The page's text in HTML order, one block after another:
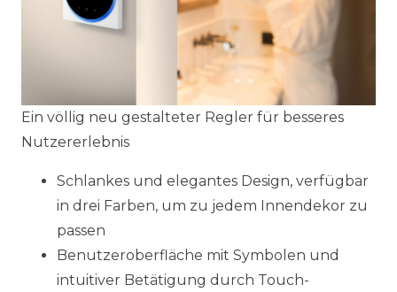
Ein völlig neu gestalteter Regler für besseres
Nutzererlebnis
Schlankes und elegantes Design, verfügbar
in drei Farben, um zu jedem Innendekor zu
passen
Benutzeroberfläche mit Symbolen und
intuitiver Betätigung durch Touch-